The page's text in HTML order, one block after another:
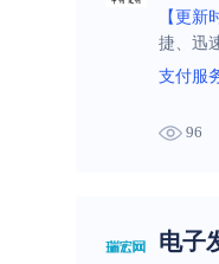
【更新
捷、迅
支付服
96
电子